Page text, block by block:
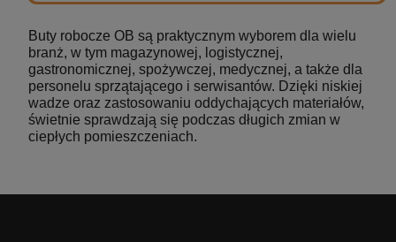
Buty robocze OB są praktycznym wyborem dla wielu
branż, w tym magazynowej, logistycznej,
gastronomicznej, spożywczej, medycznej, a także dla
personelu sprzątającego i serwisantów. Dzięki niskiej
wadze oraz zastosowaniu oddychających materiałów,
świetnie sprawdzają się podczas długich zmian w
ciepłych pomieszczeniach.